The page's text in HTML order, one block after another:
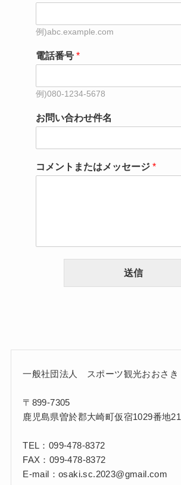
電話番号*
お問い合わせ件名
コメントまたはメッセージ*
送信
一般社団法人 スポーツ観光おおさき
〒899-7305
鹿児島県曽於郡大崎町仮宿1029番地21
TEL：099-478-8372
FAX：099-478-8372
E-mail：osaki.sc.2023@gmail.com